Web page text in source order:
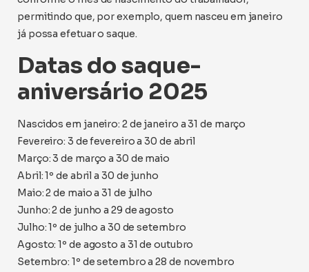
permitindo que, por exemplo, quem nasceu em janeiro
já possa efetuar o saque.
Datas do saque-
aniversário 2025
Nascidos em janeiro: 2 de janeiro a 31 de março
Fevereiro: 3 de fevereiro a 30 de abril
Março: 3 de março a 30 de maio
Abril: 1º de abril a 30 de junho
Maio: 2 de maio a 31 de julho
Junho: 2 de junho a 29 de agosto
Julho: 1º de julho a 30 de setembro
Agosto: 1º de agosto a 31 de outubro
Setembro: 1º de setembro a 28 de novembro